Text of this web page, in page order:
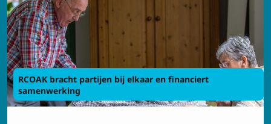
RCOAK bracht partijen bij elkaar en financiert
samenwerking